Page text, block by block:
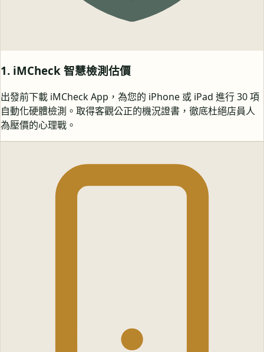
1. iMCheck 智慧檢測估價
出發前下載 iMCheck App，為您的 iPhone 或 iPad 進行 30 項
自動化硬體檢測。取得客觀公正的機況證書，徹底杜絕店員人
為壓價的心理戰。